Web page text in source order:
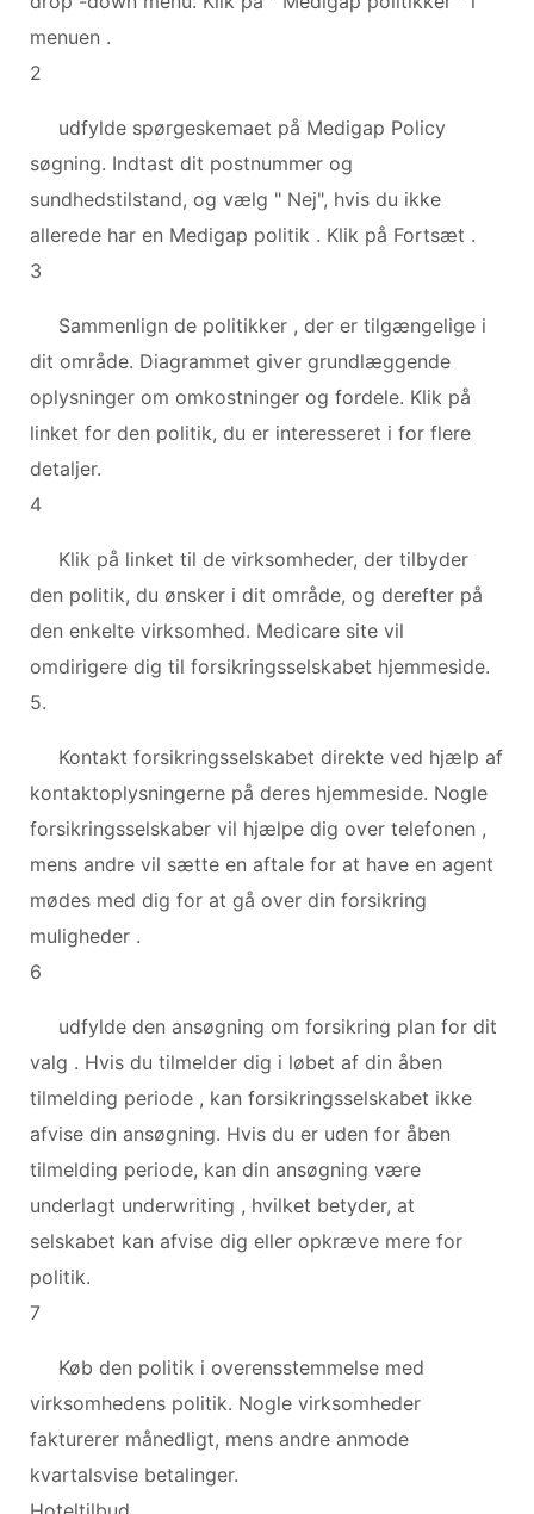
menuen .
2
udfylde spørgeskemaet på Medigap Policy
søgning. Indtast dit postnummer og
sundhedstilstand, og vælg " Nej", hvis du ikke
allerede har en Medigap politik . Klik på Fortsæt .
3
Sammenlign de politikker , der er tilgængelige i
dit område. Diagrammet giver grundlæggende
oplysninger om omkostninger og fordele. Klik på
linket for den politik, du er interesseret i for flere
detaljer.
4
Klik på linket til de virksomheder, der tilbyder
den politik, du ønsker i dit område, og derefter på
den enkelte virksomhed. Medicare site vil
omdirigere dig til forsikringsselskabet hjemmeside.
5.
Kontakt forsikringsselskabet direkte ved hjælp af
kontaktoplysningerne på deres hjemmeside. Nogle
forsikringsselskaber vil hjælpe dig over telefonen ,
mens andre vil sætte en aftale for at have en agent
mødes med dig for at gå over din forsikring
muligheder .
6
udfylde den ansøgning om forsikring plan for dit
valg . Hvis du tilmelder dig i løbet af din åben
tilmelding periode , kan forsikringsselskabet ikke
afvise din ansøgning. Hvis du er uden for åben
tilmelding periode, kan din ansøgning være
underlagt underwriting , hvilket betyder, at
selskabet kan afvise dig eller opkræve mere for
politik.
7
Køb den politik i overensstemmelse med
virksomhedens politik. Nogle virksomheder
fakturerer månedligt, mens andre anmode
kvartalsvise betalinger.